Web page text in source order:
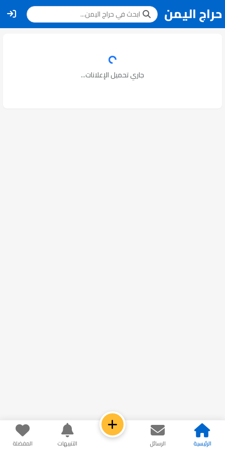
حراج اليمن
جاري تحميل الإعلانات...
الرئيسية الرسائل التنبيهات المفضلة